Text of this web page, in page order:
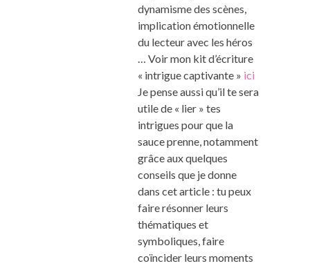
dynamisme des scènes,
implication émotionnelle
du lecteur avec les héros
… Voir mon kit d’écriture
« intrigue captivante » ici
Je pense aussi qu’il te sera
utile de « lier » tes
intrigues pour que la
sauce prenne, notamment
grâce aux quelques
conseils que je donne
dans cet article : tu peux
faire résonner leurs
thématiques et
symboliques, faire
coïncider leurs moments